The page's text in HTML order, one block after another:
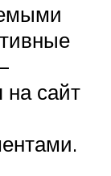
на сайт